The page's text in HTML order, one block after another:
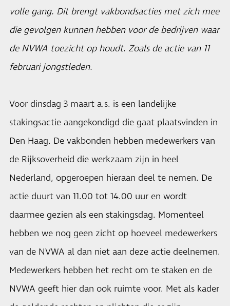
volle gang. Dit brengt vakbondsacties met zich mee
die gevolgen kunnen hebben voor de bedrijven waar
de NVWA toezicht op houdt. Zoals de actie van 11
februari jongstleden.
Voor dinsdag 3 maart a.s. is een landelijke
stakingsactie aangekondigd die gaat plaatsvinden in
Den Haag. De vakbonden hebben medewerkers van
de Rijksoverheid die werkzaam zijn in heel
Nederland, opgeroepen hieraan deel te nemen. De
actie duurt van 11.00 tot 14.00 uur en wordt
daarmee gezien als een stakingsdag. Momenteel
hebben we nog geen zicht op hoeveel medewerkers
van de NVWA al dan niet aan deze actie deelnemen.
Medewerkers hebben het recht om te staken en de
NVWA geeft hier dan ook ruimte voor. Met als kader